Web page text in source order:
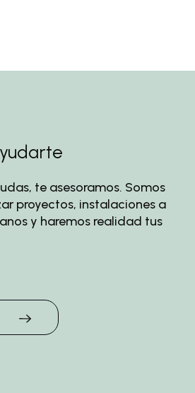
te asesoramos. Somos
proyectos, instalaciones a
y haremos realidad tus